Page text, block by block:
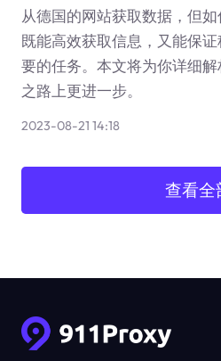
从德国的网站获取数据，但如
既能高效获取信息，又能保
要的任务。本文将为你详细
之路上更进一步。
2023-08-21 14:18
查看全